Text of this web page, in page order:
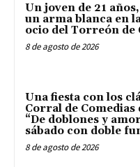
Un joven de 21
un arma blanca en
ocio del Torreón de
8 de agosto de 2026
Una fiesta con los
Corral de Comedias
“De doblones y
sábado con doble
8 de agosto de 2026